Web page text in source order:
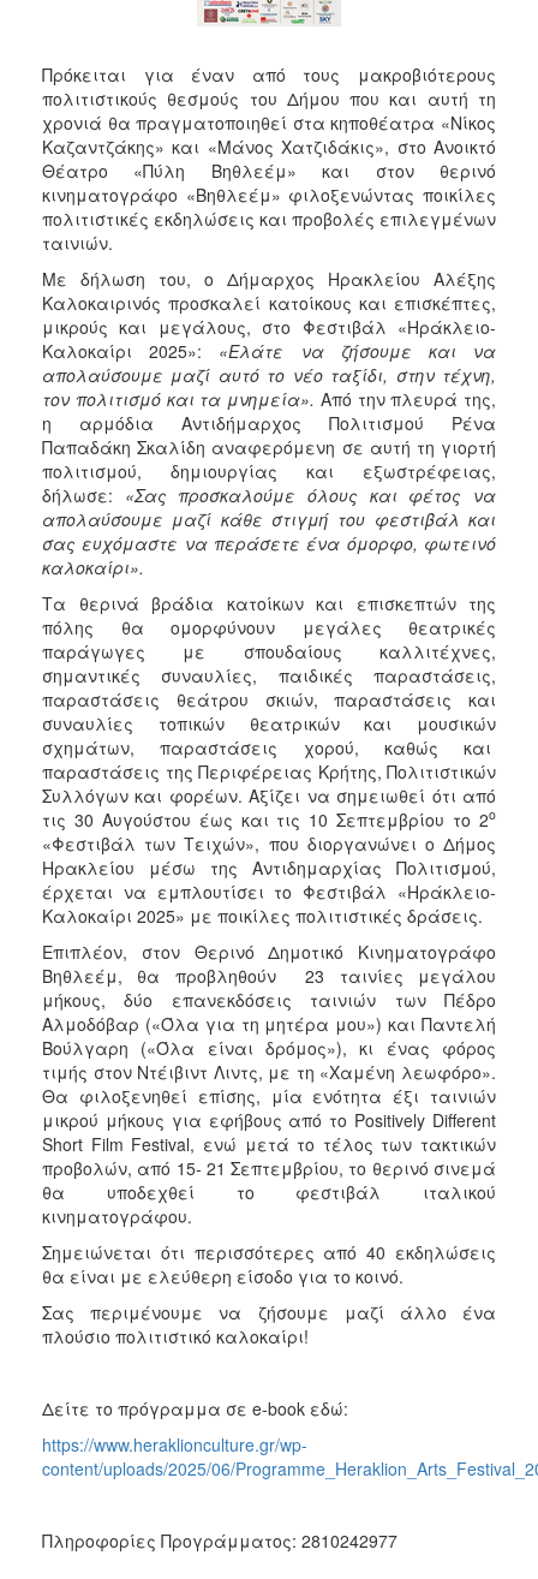
Πρόκειται για έναν από τους μακροβιότερους
πολιτιστικούς θεσμούς του Δήμου που και αυτή τη
χρονιά θα πραγματοποιηθεί στα κηποθέατρα «Νίκος
Καζαντζάκης» και «Μάνος Χατζιδάκις», στο Ανοικτό
Θέατρο «Πύλη Βηθλεέμ» και στον θερινό
κινηματογράφο «Βηθλεέμ» φιλοξενώντας ποικίλες
πολιτιστικές εκδηλώσεις και προβολές επιλεγμένων
ταινιών.
Με δήλωση του, ο Δήμαρχος Ηρακλείου Αλέξης
Καλοκαιρινός προσκαλεί κατοίκους και επισκέπτες,
μικρούς και μεγάλους, στο Φεστιβάλ «Ηράκλειο-
Καλοκαίρι 2025»: «Ελάτε να ζήσουμε και να
απολαύσουμε μαζί αυτό το νέο ταξίδι, στην τέχνη,
τον πολιτισμό και τα μνημεία». Από την πλευρά της,
η αρμόδια Αντιδήμαρχος Πολιτισμού Ρένα
Παπαδάκη Σκαλίδη αναφερόμενη σε αυτή τη γιορτή
πολιτισμού, δημιουργίας και εξωστρέφειας,
δήλωσε: «Σας προσκαλούμε όλους και φέτος να
απολαύσουμε μαζί κάθε στιγμή του φεστιβάλ και
σας ευχόμαστε να περάσετε ένα όμορφο, φωτεινό
καλοκαίρι».
Τα θερινά βράδια κατοίκων και επισκεπτών της
πόλης θα ομορφύνουν μεγάλες θεατρικές
παράγωγες με σπουδαίους καλλιτέχνες,
σημαντικές συναυλίες, παιδικές παραστάσεις,
παραστάσεις θεάτρου σκιών, παραστάσεις και
συναυλίες τοπικών θεατρικών και μουσικών
σχημάτων, παραστάσεις χορού, καθώς και
παραστάσεις της Περιφέρειας Κρήτης, Πολιτιστικών
Συλλόγων και φορέων. Αξίζει να σημειωθεί ότι από
τις 30 Αυγούστου έως και τις 10 Σεπτεμβρίου το 2ο
«Φεστιβάλ των Τειχών», που διοργανώνει ο Δήμος
Ηρακλείου μέσω της Αντιδημαρχίας Πολιτισμού,
έρχεται να εμπλουτίσει το Φεστιβάλ «Ηράκλειο-
Καλοκαίρι 2025» με ποικίλες πολιτιστικές δράσεις.
Επιπλέον, στον Θερινό Δημοτικό Κινηματογράφο
Βηθλεέμ, θα προβληθούν 23 ταινίες μεγάλου
μήκους, δύο επανεκδόσεις ταινιών των Πέδρο
Αλμοδόβαρ («Όλα για τη μητέρα μου») και Παντελή
Βούλγαρη («Όλα είναι δρόμος»), κι ένας φόρος
τιμής στον Ντέιβιντ Λιντς, με τη «Χαμένη λεωφόρο».
Θα φιλοξενηθεί επίσης, μία ενότητα έξι ταινιών
μικρού μήκους για εφήβους από το Positively Different
Short Film Festival, ενώ μετά το τέλος των τακτικών
προβολών, από 15- 21 Σεπτεμβρίου, το θερινό σινεμά
θα υποδεχθεί το φεστιβάλ ιταλικού
κινηματογράφου.
Σημειώνεται ότι περισσότερες από 40 εκδηλώσεις
θα είναι με ελεύθερη είσοδο για το κοινό.
Σας περιμένουμε να ζήσουμε μαζί άλλο ένα
πλούσιο πολιτιστικό καλοκαίρι!
Δείτε το πρόγραμμα σε e-book εδώ:
https://www.heraklionculture.gr/wp-
content/uploads/2025/06/
Πληροφορίες Προγράμματος: 2810242977